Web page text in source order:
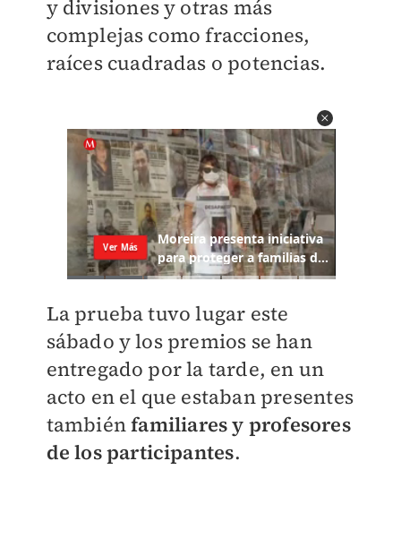
y divisiones y otras más
complejas como fracciones,
raíces cuadradas o potencias.
La prueba tuvo lugar este
sábado y los premios se han
entregado por la tarde, en un
acto en el que estaban presentes
tambiénfamiliares y profesores
de los participantes.